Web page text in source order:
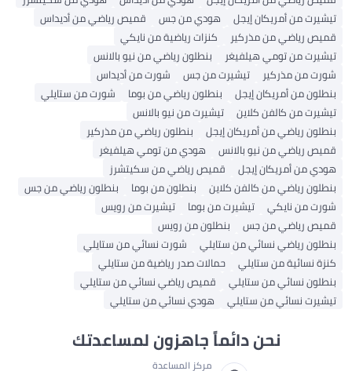
تيشيرت من أمريكان إيجل
هودي من جس
قميص رياضي من أديداس
قميص رياضي من مذركير
كنزات رياضية من نايكي
تيشيرت من تومي هيلفيغر
بنطلون رياضي من نيو بالانس
شورت من مذركير
تيشيرت من جس
شورت من أديداس
بنطلون من أمريكان إيجل
بنطلون رياضي من بوما
شورت من ستايلي
تيشيرت من كالفن كلاين
تيشيرت من نيو بالانس
بنطلون رياضي من أمريكان إيجل
بنطلون رياضي من مذركير
قميص رياضي من نيو بالانس
هودي من تومي هيلفيغر
هودي من أمريكان إيجل
قميص رياضي من سكيتشرز
بنطلون رياضي من كالفن كلاين
بنطلون من بوما
بنطلون رياضي من جس
شورت من نايكي
تيشيرت من بوما
تيشيرت من رويس
قميص رياضي من جس
بنطلون من رويس
بنطلون رياضي نسائي من ستايلي
شورت نسائي من ستايلي
كنزة نسائية من ستايلي
حمالات صدر رياضية من ستايلي
بنطلون نسائي من ستايلي
قميص رياضي نسائي من ستايلي
تيشيرت نسائي من ستايلي
هودي نسائي من ستايلي
نحن دائماً جاهزون لمساعدتك
مركز المساعدة